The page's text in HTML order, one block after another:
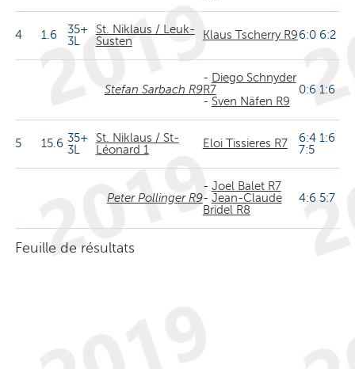
4 1.6
35+
3L
St. Niklaus / Leuk-
Susten
Klaus Tscherry R96:0 6:2
Stefan Sarbach R9
- Diego Schnyder
R7
- Sven Näfen R9
0:6 1:6
5 15.6 35+
3L
St. Niklaus / St-
Léonard 1
Eloi Tissieres R7
6:4 1:6
7:5
Peter Pollinger R9
- Joel Balet R7
- Jean-Claude
Bridel R8
4:6 5:7
Feuille de résultats